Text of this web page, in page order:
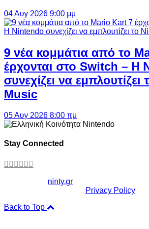
04 Αυγ 2026 9:00 μμ
9 νέα κομμάτια από το
έρχονται στο Switch – Η
συνεχίζει να
Music
05 Αυγ 2026 8:00 πμ
Stay Connected
ninty.gr
Privacy Policy
Back to Top